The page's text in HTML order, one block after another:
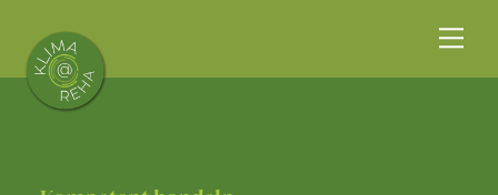
content